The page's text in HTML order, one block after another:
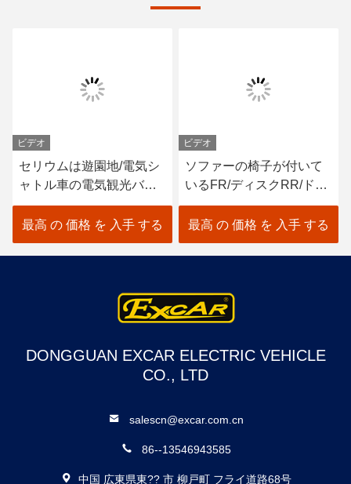
ビデオ
セリウムは遊園地/電気シ
ャトル車の電気観光バス
を承認しました
最高 の 価格 を 入手 する
ビデオ
ソファーの椅子が付いて
いるFR/ディスクRR/ドラ
ム14 Seaterの電気観光バ
ス
最高 の 価格 を 入手 する
DONGGUAN EXCAR ELECTRIC VEHICLE
CO., LTD
salescn@excar.com.cn
86--13546943585
中国 広東県東?? 市 柳戸町 フライ道路68号